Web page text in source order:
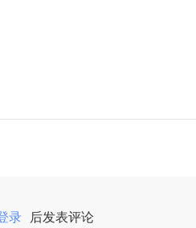
录 后发表评论